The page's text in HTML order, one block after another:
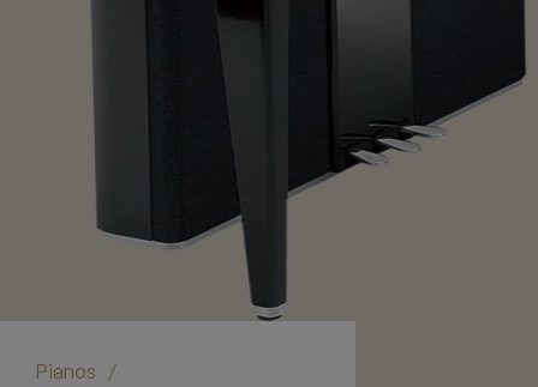
Pianos /